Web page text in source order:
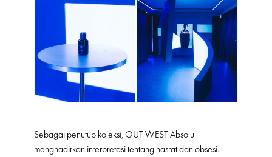
Sebagai penutup koleksi, OUT WEST Absolu
menghadirkan interpretasi tentang hasrat dan obsesi.